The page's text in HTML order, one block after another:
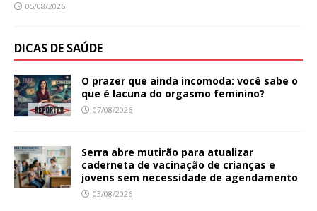
05/08/2026
DICAS DE SAÚDE
O prazer que ainda incomoda: você sabe o
que é lacuna do orgasmo feminino?
07/08/2026
Serra abre mutirão para atualizar
caderneta de vacinação de crianças e
jovens sem necessidade de agendamento
03/08/2026